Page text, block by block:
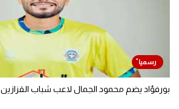
بورفؤاد يضم محمود الجمال لاعب شباب القزازين